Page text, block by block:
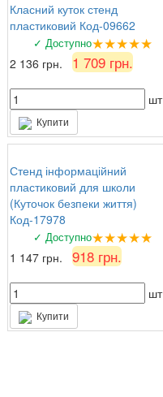
Класний куток стенд
пластиковий Код-09662
✓ Доступно★★★★★
2 136 грн. 1 709 грн.
шт
Купити
Стенд інформаційний
пластиковий для школи
(Куточок безпеки життя)
Код-17978
✓ Доступно★★★★★
1 147 грн. 918 грн.
шт
Купити